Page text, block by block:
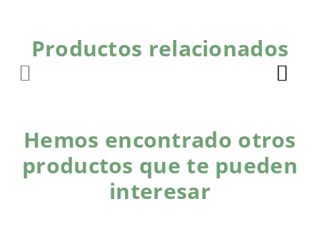
Productos relacionados
Hemos encontrado otros
productos que te pueden
interesar